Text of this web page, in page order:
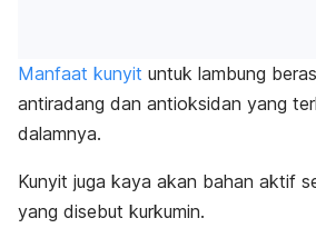
Manfaat kunyit untuk lambung
antiradang dan antioksidan yang
dalamnya.
Kunyit juga kaya akan bahan aktif
yang disebut kurkumin.